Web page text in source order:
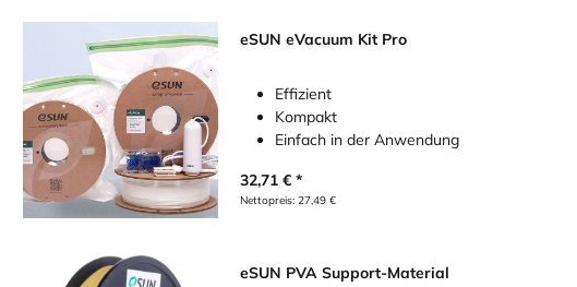
eSUN eVacuum Kit Pro
Effizient
Kompakt
Einfach in der Anwendung
32,71 €
Nettopreis:27,49 €
eSUN PVA Support-Material